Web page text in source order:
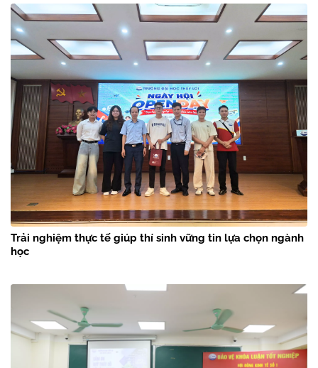
Trải nghiệm thực tế giúp thí sinh vững tin lựa chọn ngành
học